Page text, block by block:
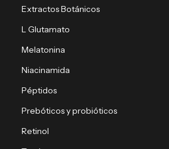
Extractos Botánicos
L Glutamato
Melatonina
Niacinamida
Péptidos
Prebóticos y probióticos
Retinol